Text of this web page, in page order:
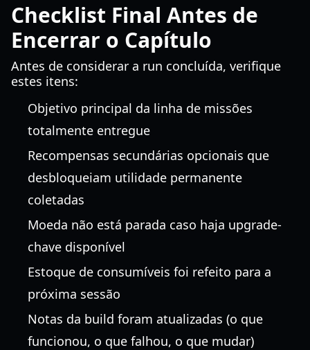
Checklist Final Antes de
Encerrar o Capítulo
Antes de considerar a run concluída, verifique
estes itens:
Objetivo principal da linha de missões
totalmente entregue
Recompensas secundárias opcionais que
desbloqueiam utilidade permanente
coletadas
Moeda não está parada caso haja upgrade-
chave disponível
Estoque de consumíveis foi refeito para a
próxima sessão
Notas da build foram atualizadas (o que
funcionou, o que falhou, o que mudar)